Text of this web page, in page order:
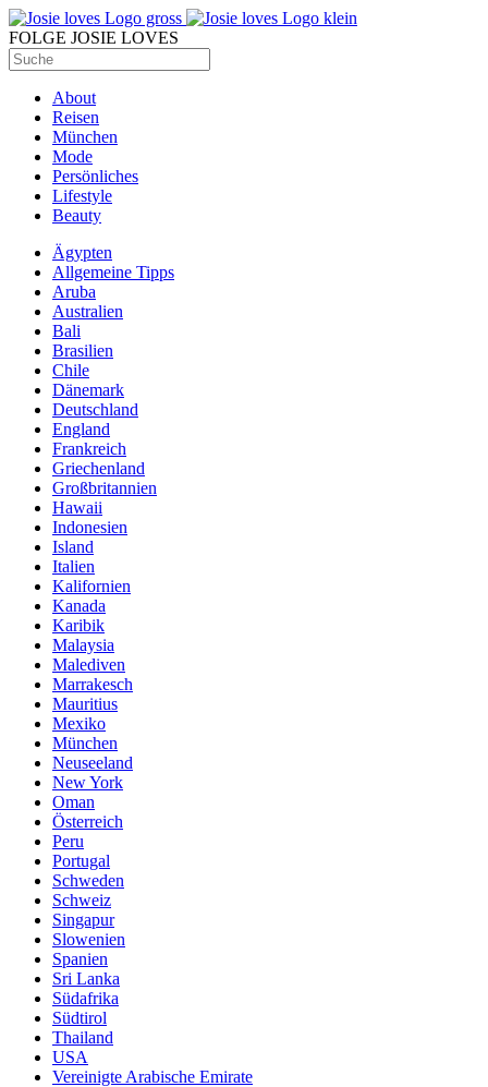
FOLGE JOSIE LOVES
About
Reisen
München
Mode
Persönliches
Lifestyle
Beauty
Ägypten
Allgemeine Tipps
Aruba
Australien
Bali
Brasilien
Chile
Dänemark
Deutschland
England
Frankreich
Griechenland
Großbritannien
Hawaii
Indonesien
Island
Italien
Kalifornien
Kanada
Karibik
Malaysia
Malediven
Marrakesch
Mauritius
Mexiko
München
Neuseeland
New York
Oman
Österreich
Peru
Portugal
Schweden
Schweiz
Singapur
Slowenien
Spanien
Sri Lanka
Südafrika
Südtirol
Thailand
USA
Vereinigte Arabische Emirate